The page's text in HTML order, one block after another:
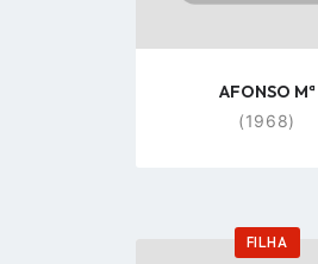
AFONSO Mª
(1968)
FILHA
Go